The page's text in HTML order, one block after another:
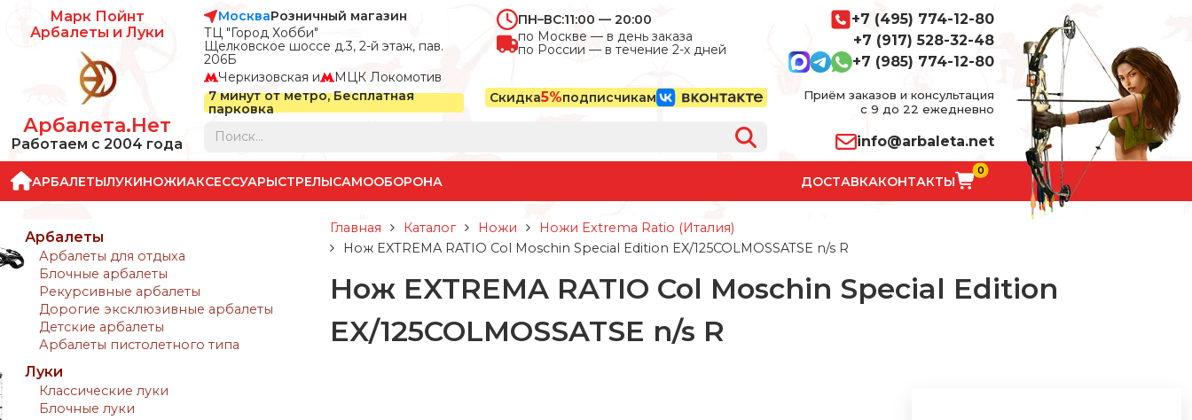
Марк Пойнт
Арбалеты и Луки
Арбалета.Нет
Работаем с 2004 года
МоскваРозничный магазин
ТЦ "Город Хобби"
Щелковское шоссе д.3, 2-й этаж, пав.
206Б
Черкизовская и
МЦК Локомотив
ПН–ВС:11:00 — 20:00
по Москве — в день заказа
по России — в течение 2-х дней
7 минут от метро, Бесплатная
парковка
Скидка5%подписчикам
+7 (495) 774-12-80
+7 (917) 528-32-48
+7 (985) 774-12-80
Приём заказов и консультация
с 9 до 22 ежедневно
info@arbaleta.net
АРБАЛЕТЫЛУКИНОЖИАКСЕССУАРЫСТРЕЛЫСАМООБОРОНА ДОСТАВКАКОНТАКТЫ
0
Арбалеты
Арбалеты для отдыха
Блочные арбалеты
Рекурсивные арбалеты
Дорогие эксклюзивные арбалеты
Детские арбалеты
Арбалеты пистолетного типа
Луки
Классические луки
Блочные луки
Главная Каталог Ножи
Ножи Extrema Ratio (Италия)
Нож EXTREMA RATIO Col Moschin Special Edition EX/125COLMOSSATSE n/s R
Нож EXTREMA RATIO Col Moschin Special Edition
EX/125COLMOSSATSE n/s R